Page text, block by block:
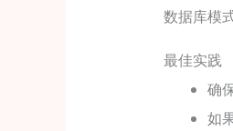
数据库模
最佳实践
确
如